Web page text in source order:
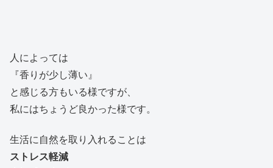
人によっては
『香りが少し薄い』
と感じる方もいる様ですが、
私にはちょうど良かった様です。
生活に自然を取り入れることは
ストレス軽減